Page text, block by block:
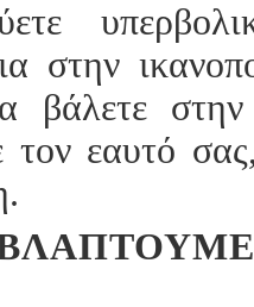
στην
βάλετε
τον εαυτό